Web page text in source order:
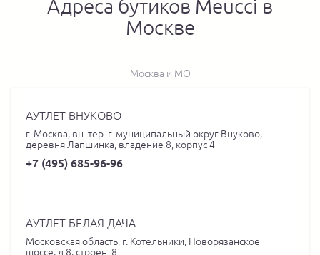
Адреса бутиков Meucci в
Москве
Москва и МО
АУТЛЕТ ВНУКОВО
г. Москва, вн. тер. г. муниципальный округ Внуково,
деревня Лапшинка, владение 8, корпус 4
+7 (495) 685-96-96
АУТЛЕТ БЕЛАЯ ДАЧА
Московская область, г. Котельники, Новорязанское
шоссе, д.8, строен. 8